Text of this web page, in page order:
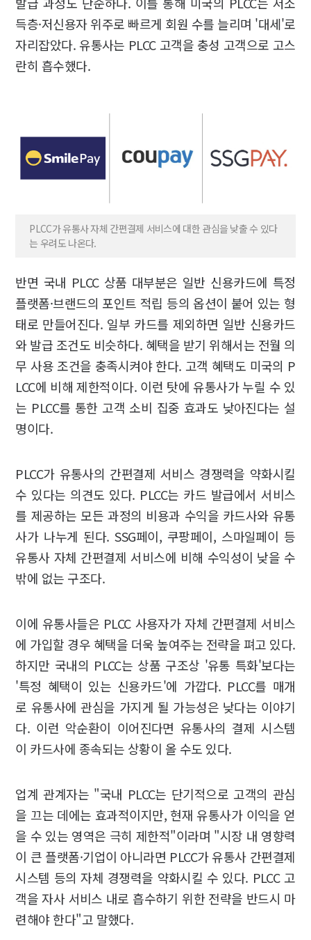
득층·저신용자 위주로 빠르게 회원 수를 늘리며 '대세'로
자리잡았다. 유통사는 PLCC 고객을 충성 고객으로 고스
란히 흡수했다.
PLCC가 유통사 자체 간편결제 서비스에 대한 관심을 낮출 수 있다
는 우려도 나온다.
반면 국내 PLCC 상품 대부분은 일반 신용카드에 특정
플랫폼·브랜드의 포인트 적립 등의 옵션이 붙어 있는 형
태로 만들어진다. 일부 카드를 제외하면 일반 신용카드
와 발급 조건도 비슷하다. 혜택을 받기 위해서는 전월 의
무 사용 조건을 충족시켜야 한다. 고객 혜택도 미국의 P
LCC에 비해 제한적이다. 이런 탓에 유통사가 누릴 수 있
는 PLCC를 통한 고객 소비 집중 효과도 낮아진다는 설
명이다.
PLCC가 유통사의 간편결제 서비스 경쟁력을 약화시킬
수 있다는 의견도 있다. PLCC는 카드 발급에서 서비스
를 제공하는 모든 과정의 비용과 수익을 카드사와 유통
사가 나누게 된다. SSG페이, 쿠팡페이, 스마일페이 등
유통사 자체 간편결제 서비스에 비해 수익성이 낮을 수
밖에 없는 구조다.
이에 유통사들은 PLCC 사용자가 자체 간편결제 서비스
에 가입할 경우 혜택을 더욱 높여주는 전략을 펴고 있다.
하지만 국내의 PLCC는 상품 구조상 '유통 특화'보다는
'특정 혜택이 있는 신용카드'에 가깝다. PLCC를 매개
로 유통사에 관심을 가지게 될 가능성은 낮다는 이야기
다. 이런 악순환이 이어진다면 유통사의 결제 시스템
이 카드사에 종속되는 상황이 올 수도 있다.
업계 관계자는 "국내 PLCC는 단기적으로 고객의 관심
을 끄는 데에는 효과적이지만, 현재 유통사가 이익을 얻
을 수 있는 영역은 극히 제한적"이라며 "시장 내 영향력
이 큰 플랫폼·기업이 아니라면 PLCC가 유통사 간편결제
시스템 등의 자체 경쟁력을 약화시킬 수 있다. PLCC 고
객을 자사 서비스 내로 흡수하기 위한 전략을 반드시 마
련해야 한다"고 말했다.